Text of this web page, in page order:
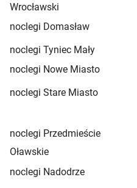
Wrocławski
noclegi Domasław
noclegi Tyniec Mały
noclegi Nowe Miasto
noclegi Stare Miasto
noclegi Przedmieście
Oławskie
noclegi Nadodrze